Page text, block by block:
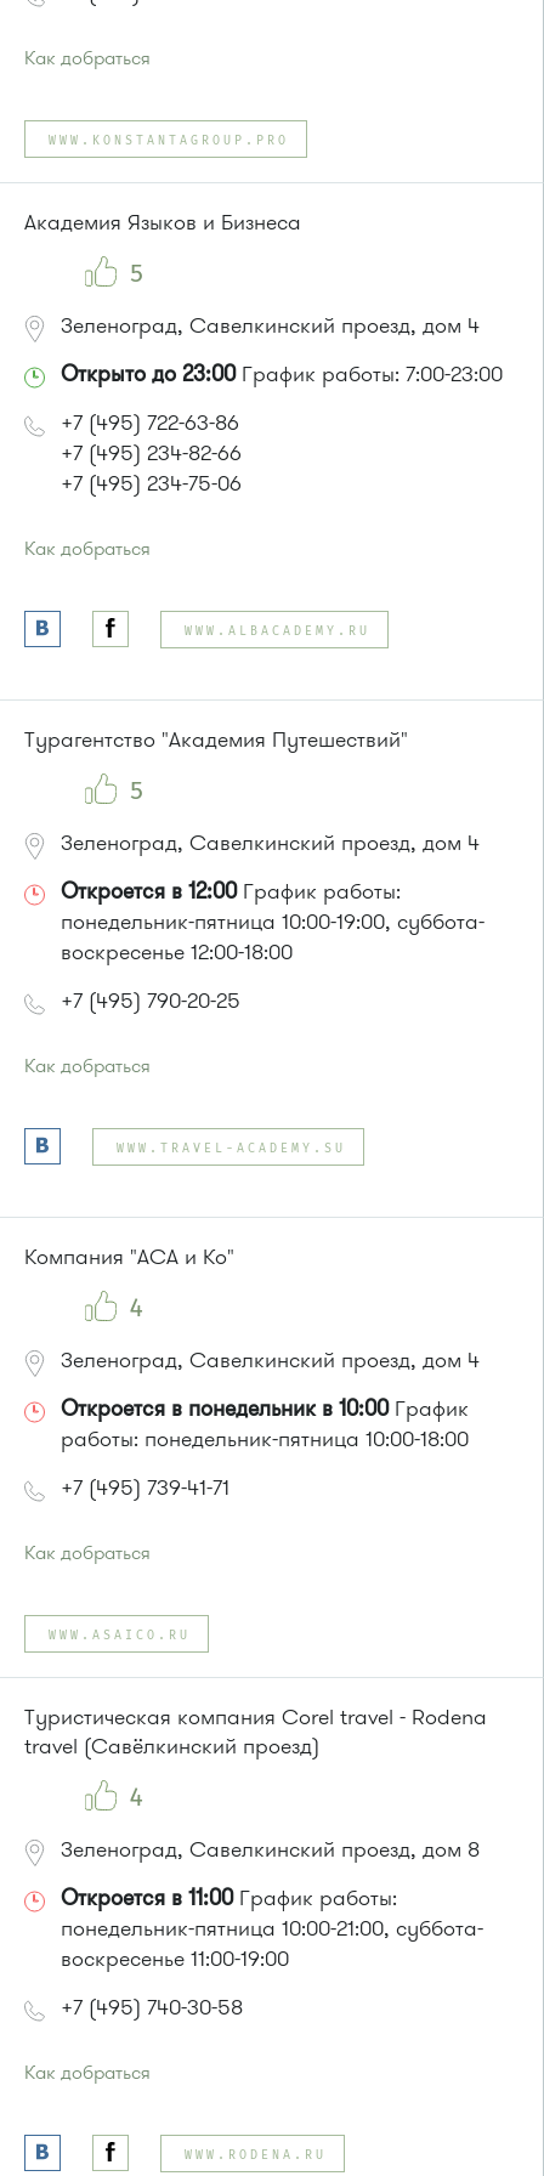
Как добраться
Автобусы № 2, 3, 9, 11, 19, 31, 32.
Маршрутка № 409м, 419м
или до остановки"Товары для дома":
Маршрутка № 408м, 419м, 476м
WWW.KONSTANTAGROUP.PRO
Академия Языков и Бизнеса
5
Зеленоград, Савелкинский проезд, дом 4
Открыто до 23:00График работы: 7:00-23:00
+7 (495) 722-63-86
+7 (495) 234-82-66
+7 (495) 234-75-06
Как добраться
Автобусы № 2, 3, 9, 11, 19, 31, 32.
Маршрутка № 409м, 419м
Автобусы № 1, 3, 8, 11, 19, 29, 32, 400, 400э.
WWW.ALBACADEMY.RU
Турагентство "Академия Путешествий"
5
Зеленоград, Савелкинский проезд, дом 4
Откроется в 12:00График работы:
понедельник-пятница 10:00-19:00, суббота-
воскресенье 12:00-18:00
+7 (495) 790-20-25
Как добраться
Автобусы № 2, 3, 9, 11, 19, 31, 32.
Маршрутка № 409м, 419м
Автобусы № 1, 3, 8, 11, 19, 29, 32, 400, 400э.
WWW.TRAVEL-ACADEMY.SU
Компания "АСА и Ко"
4
Зеленоград, Савелкинский проезд, дом 4
Откроется в понедельник в 10:00График
работы: понедельник-пятница 10:00-18:00
+7 (495) 739-41-71
Как добраться
Автобусы № 2, 3, 9, 11, 19, 31, 32.
Маршрутка № 409м, 419м
или до остановки"Товары для дома":
Маршрутка № 408м, 419м, 476м
WWW.ASAICO.RU
Туристическая компания Corel travel - Rodena
travel (Савёлкинский проезд)
4
Зеленоград, Савелкинский проезд, дом 8
Откроется в 11:00График работы:
понедельник-пятница 10:00-21:00, суббота-
воскресенье 11:00-19:00
+7 (495) 740-30-58
Как добраться
Автобусы № 1, 2.
Маршрутка № 419м, 720м, 903
WWW.RODENA.RU